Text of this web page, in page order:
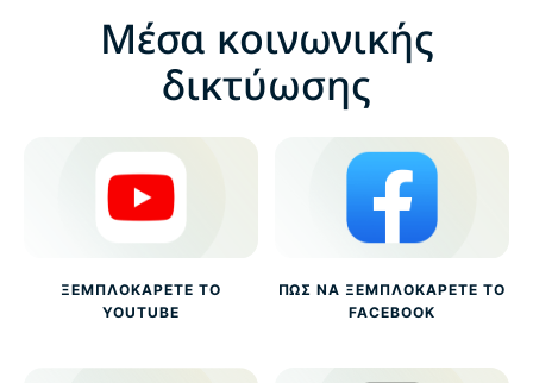
Μέσα κοινωνικής
δικτύωσης
ΞΕΜΠΛΟΚΆΡΕΤΕ ΤΟ
YOUTUBE
ΠΏΣ ΝΑ ΞΕΜΠΛΟΚΆΡΕΤΕ ΤΟ
FACEBOOK